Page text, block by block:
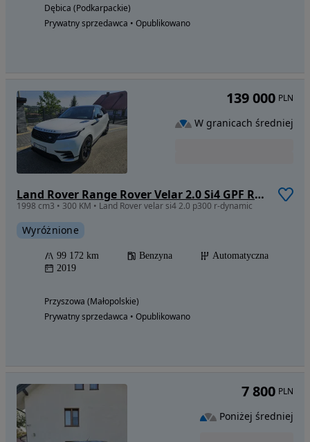
Dębica (Podkarpackie)
Prywatny sprzedawca • Opublikowano
Land Rover Range Rover Velar 2.0 Si4 GPF R-Dynamic SE
1998 cm3 • 300 KM • Land Rover velar si4 2.0 p300 r-dynamic
Wyróżnione
99 172 km Benzyna
Automatyczna
2019
Przyszowa (Małopolskie)
Prywatny sprzedawca • Opublikowano
139 000 PLN
W granicach średniej
7 800 PLN
Poniżej średniej